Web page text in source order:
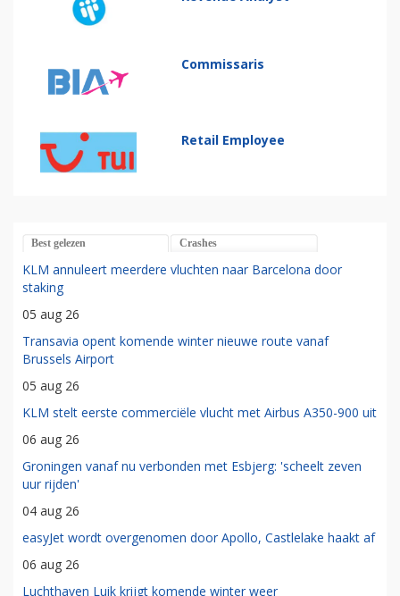
Commissaris
Retail Employee
Best gelezen Crashes
KLM annuleert meerdere vluchten naar Barcelona door
staking
05 aug 26
Transavia opent komende winter nieuwe route vanaf
Brussels Airport
05 aug 26
KLM stelt eerste commerciële vlucht met Airbus A350-900 uit
06 aug 26
Groningen vanaf nu verbonden met Esbjerg: 'scheelt zeven
uur rijden'
04 aug 26
easyJet wordt overgenomen door Apollo, Castlelake haakt af
06 aug 26
Luchthaven Luik krijgt komende winter weer